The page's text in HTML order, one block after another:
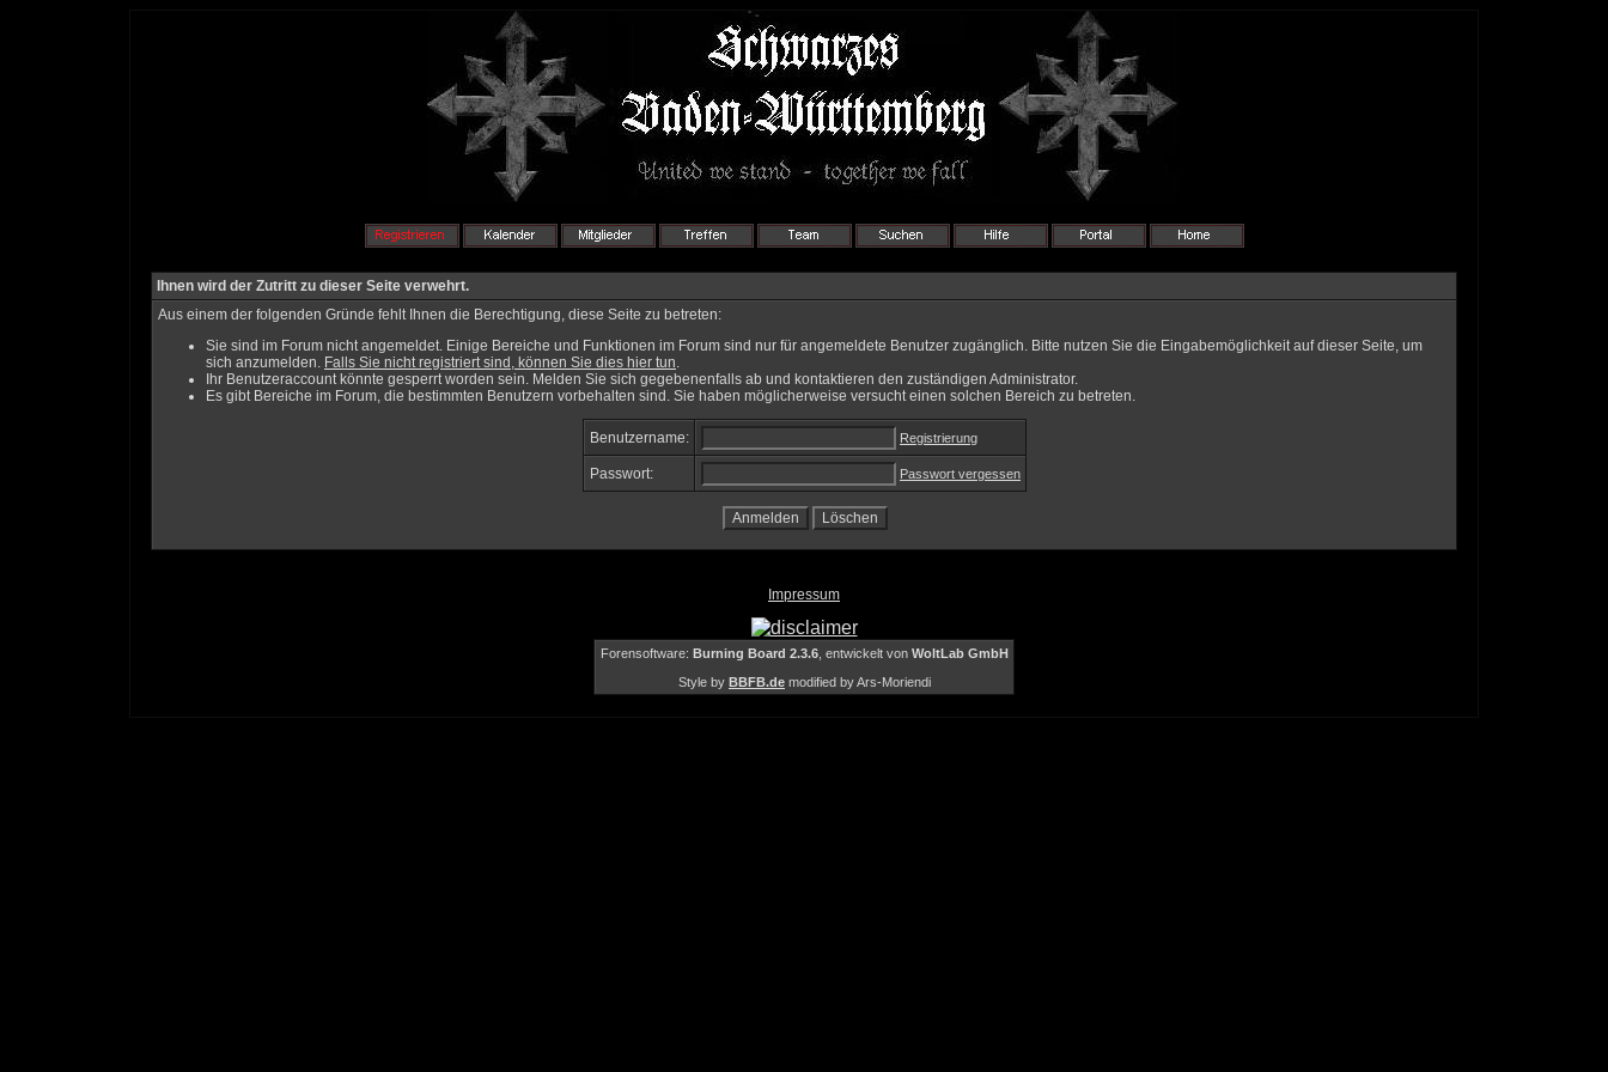
Ihnen wird der Zutritt zu dieser Seite verwehrt.
Aus einem der folgenden Gründe fehlt Ihnen die Berechtigung, diese Seite zu betreten:
Sie sind im Forum nicht angemeldet. Einige Bereiche und Funktionen im Forum sind nur für angemeldete Benutzer zugänglich. Bitte nutzen Sie die Eingabemöglichkeit auf dieser Seite, um
sich anzumelden. Falls Sie nicht registriert sind, können Sie dies hier tun.
Ihr Benutzeraccount könnte gesperrt worden sein. Melden Sie sich gegebenenfalls ab und kontaktieren den zuständigen Administrator.
Es gibt Bereiche im Forum, die bestimmten Benutzern vorbehalten sind. Sie haben möglicherweise versucht einen solchen Bereich zu betreten.
Benutzername: Registrierung
Passwort: Passwort vergessen
Impressum
Forensoftware: Burning Board 2.3.6 , entwickelt von WoltLab GmbH
Style by BBFB.de modified by Ars-Moriendi